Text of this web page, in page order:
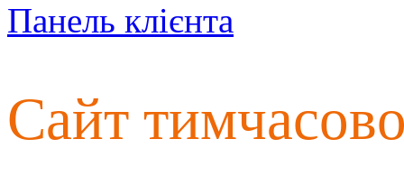
Панель клієнта
Сайт